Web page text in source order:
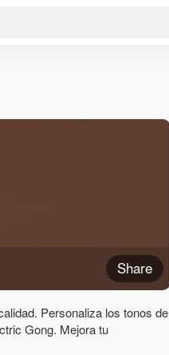
Share
Personaliza los tonos de
Gong. Mejora tu